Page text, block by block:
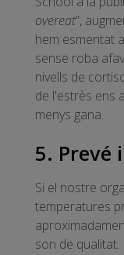
overeat”,
hem esmentat
sense roba
nivells de
de l'estrès ens
menys gana.
5. Prevé
Si el nostre
temperatures
son de qualitat.